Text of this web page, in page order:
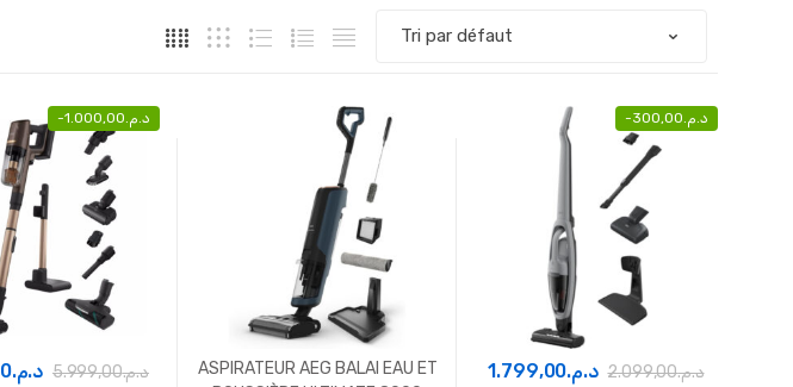
- د.م.1.000,00
د.م. د.م.5.999,00
ASPIRATEUR AEG BALAI EAU ET
- د.م.300,00
د.م.1.799,00 د.م.2.099,00